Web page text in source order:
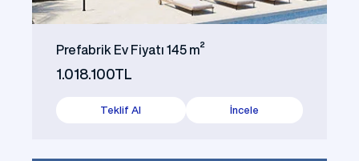
Prefabrik Ev Fiyatı 145 m²
1.018.100TL
Teklif Al İncele